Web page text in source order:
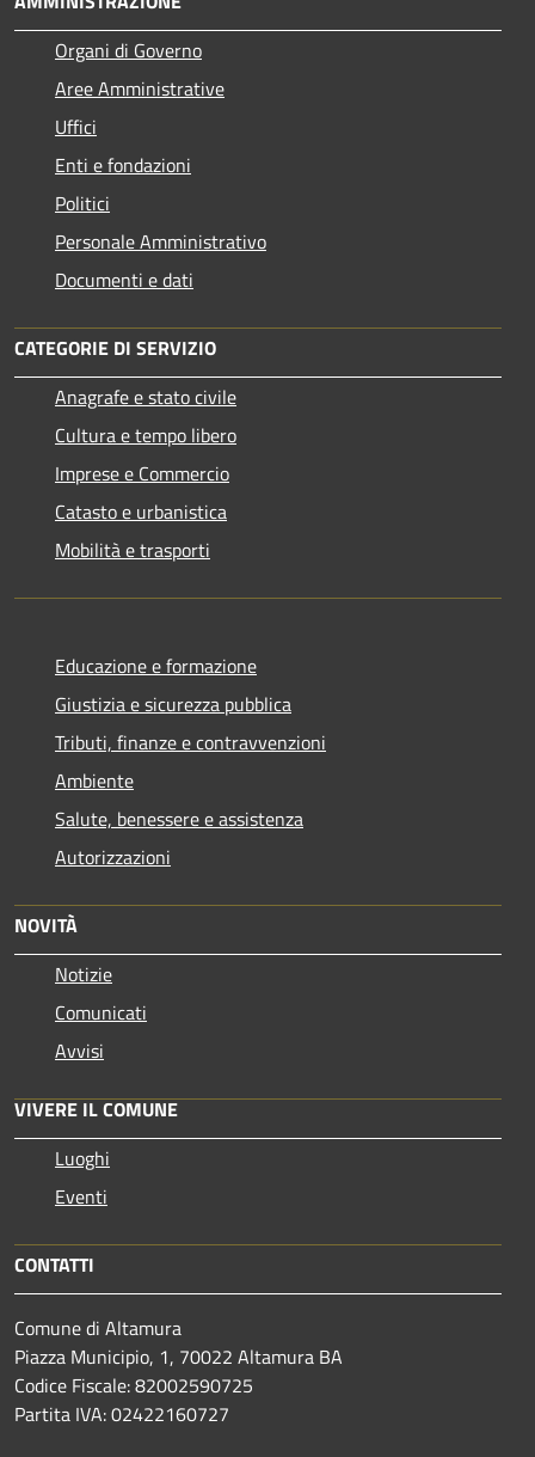
Organi di Governo
Aree Amministrative
Uffici
Enti e fondazioni
Politici
Personale Amministrativo
Documenti e dati
CATEGORIE DI SERVIZIO
Anagrafe e stato civile
Cultura e tempo libero
Imprese e Commercio
Catasto e urbanistica
Mobilità e trasporti
Educazione e formazione
Giustizia e sicurezza pubblica
Tributi, finanze e contravvenzioni
Ambiente
Salute, benessere e assistenza
Autorizzazioni
NOVITÀ
Notizie
Comunicati
Avvisi
VIVERE IL COMUNE
Luoghi
Eventi
CONTATTI
Comune di Altamura
Piazza Municipio, 1, 70022 Altamura BA
Codice Fiscale: 82002590725
Partita IVA: 02422160727